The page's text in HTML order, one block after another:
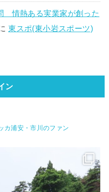
情熱ある実業家が創った
東スポ(東小岩スポーツ)
ン
カ浦安・市川のファン